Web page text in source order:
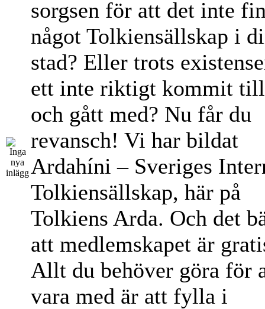
sorgsen för att det inte
något Tolkiensällskap i
stad? Eller trots
ett inte riktigt kommit
och gått med? Nu får du
revansch! Vi har bildat
Ardahíni – Sveriges
Tolkiensällskap, här på
Tolkiens Arda. Och det
att medlemskapet är
Allt du behöver göra för
vara med är att fylla i